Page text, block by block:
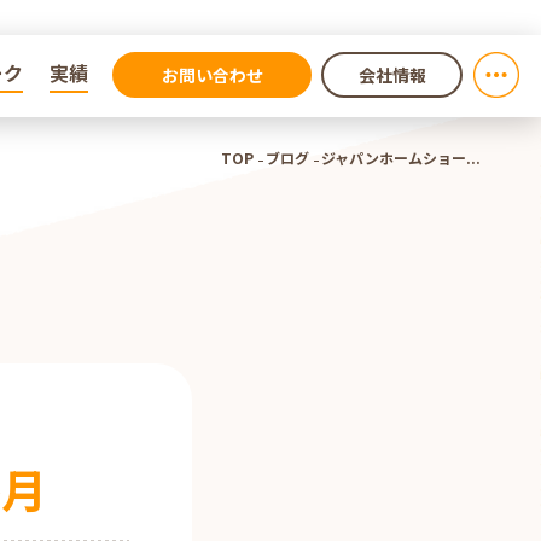
実績
実績 お問い合わせ 会社情報
TOP ブログ ジャパンホームショー...